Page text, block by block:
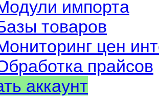
импорта
товаров
цен
прайсов
аккаунт